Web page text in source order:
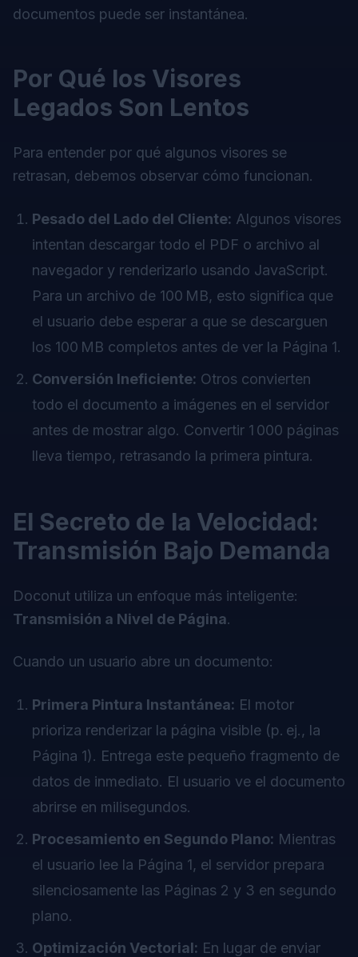
documentos puede ser instantánea.
Por Qué los Visores
Legados Son Lentos
Para entender por qué algunos visores se
retrasan, debemos observar cómo funcionan.
Pesado del Lado del Cliente: Algunos visores
intentan descargar todo el PDF o archivo al
navegador y renderizarlo usando JavaScript.
Para un archivo de 100 MB, esto significa que
el usuario debe esperar a que se descarguen
los 100 MB completos antes de ver la Página 1.
Conversión Ineficiente: Otros convierten
todo el documento a imágenes en el servidor
antes de mostrar algo. Convertir 1 000 páginas
lleva tiempo, retrasando la primera pintura.
El Secreto de la Velocidad:
Transmisión Bajo Demanda
Doconut utiliza un enfoque más inteligente:
Transmisión a Nivel de Página.
Cuando un usuario abre un documento:
Primera Pintura Instantánea: El motor
prioriza renderizar la página visible (p. ej., la
Página 1). Entrega este pequeño fragmento de
datos de inmediato. El usuario ve el documento
abrirse en milisegundos.
Procesamiento en Segundo Plano: Mientras
el usuario lee la Página 1, el servidor prepara
silenciosamente las Páginas 2 y 3 en segundo
plano.
Optimización Vectorial: En lugar de enviar